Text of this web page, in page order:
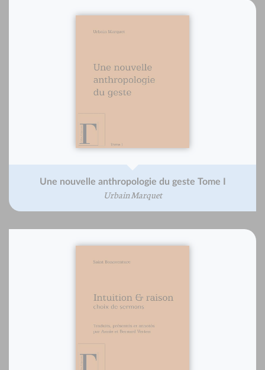
Une nouvelle anthropologie du geste Tome I
Urbain Marquet